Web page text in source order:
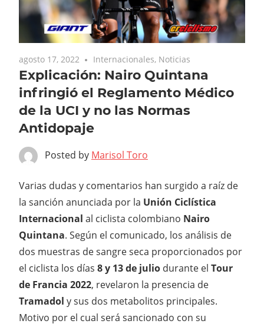
agosto 17, 2022 Internacionales, Noticias
Explicación: Nairo Quintana
infringió el Reglamento Médico
de la UCI y no las Normas
Antidopaje
Posted by Marisol Toro
Varias dudas y comentarios han surgido a raíz de
la sanción anunciada por la Unión Ciclística
Internacional al ciclista colombiano Nairo
Quintana. Según el comunicado, los análisis de
dos muestras de sangre seca proporcionados por
el ciclista los días 8 y 13 de julio durante el Tour
de Francia 2022, revelaron la presencia de
Tramadol y sus dos metabolitos principales.
Motivo por el cual será sancionado con su